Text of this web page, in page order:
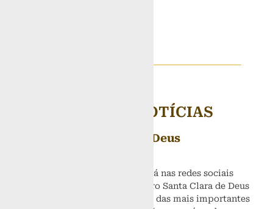
VEJA OUTRAS NOTÍCIAS
Luz que nos guia para Deus
A Festa de Santa Clara 2020 será nas redes sociais
franciscanas, direto do Mosteiro Santa Clara de Deus
Trino Nesse atípico 2020, uma das mais importantes